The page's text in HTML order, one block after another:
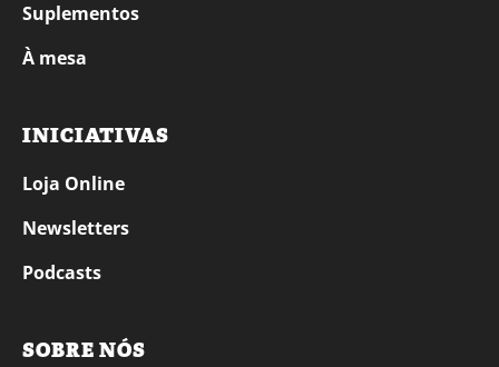
Suplementos
À mesa
INICIATIVAS
Loja Online
Newsletters
Podcasts
SOBRE NÓS